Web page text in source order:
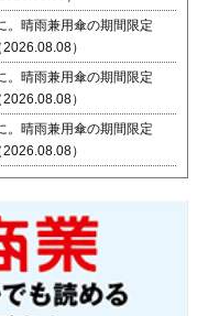
。晴雨兼用傘の期間限定
）
。晴雨兼用傘の期間限定
）
。晴雨兼用傘の期間限定
）